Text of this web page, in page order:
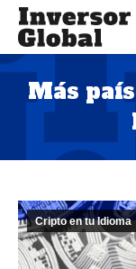
Más
Cripto en tu Idioma